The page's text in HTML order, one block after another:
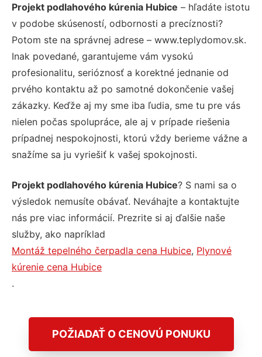
Projekt podlahového kúrenia Hubice – hľadáte istotu
v podobe skúseností, odbornosti a precíznosti?
Potom ste na správnej adrese – www.teplydomov.sk.
Inak povedané, garantujeme vám vysokú
profesionalitu, serióznosť a korektné jednanie od
prvého kontaktu až po samotné dokončenie vašej
zákazky. Keďže aj my sme iba ľudia, sme tu pre vás
nielen počas spolupráce, ale aj v prípade riešenia
prípadnej nespokojnosti, ktorú vždy berieme vážne a
snažíme sa ju vyriešiť k vašej spokojnosti.
Projekt podlahového kúrenia Hubice? S nami sa o
výsledok nemusíte obávať. Neváhajte a kontaktujte
nás pre viac informácií. Prezrite si aj ďalšie naše
služby, ako napríklad
Montáž tepelného čerpadla cena Hubice, Plynové
kúrenie cena Hubice
.
POŽIADAŤ O CENOVÚ PONUKU